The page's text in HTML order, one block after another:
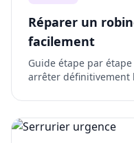
Réparer un
facilement
Guide étape par
arrêter définitivement